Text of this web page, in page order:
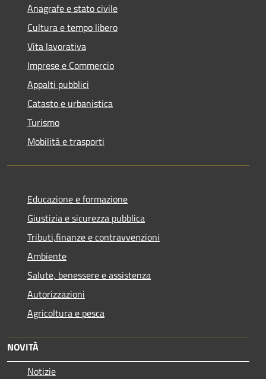
Anagrafe e stato civile
Cultura e tempo libero
Vita lavorativa
Imprese e Commercio
Appalti pubblici
Catasto e urbanistica
Turismo
Mobilità e trasporti
Educazione e formazione
Giustizia e sicurezza pubblica
Tributi,finanze e contravvenzioni
Ambiente
Salute, benessere e assistenza
Autorizzazioni
Agricoltura e pesca
NOVITÀ
Notizie